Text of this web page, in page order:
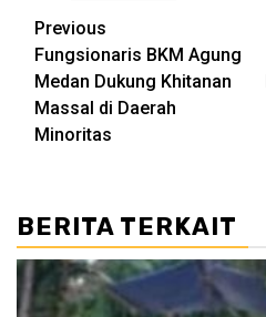
Post
navigation
Previous
Fungsionaris BKM Agung
Medan Dukung Khitanan
Massal di Daerah
Minoritas
BERITA TERKAIT